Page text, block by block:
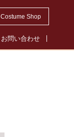
Costume Shop
お問い合わせ